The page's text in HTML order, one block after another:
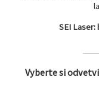
SEI Laser:
Vyberte si